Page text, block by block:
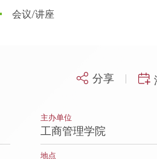
会议/讲座
分享
主办单位
工商管理学院
地点